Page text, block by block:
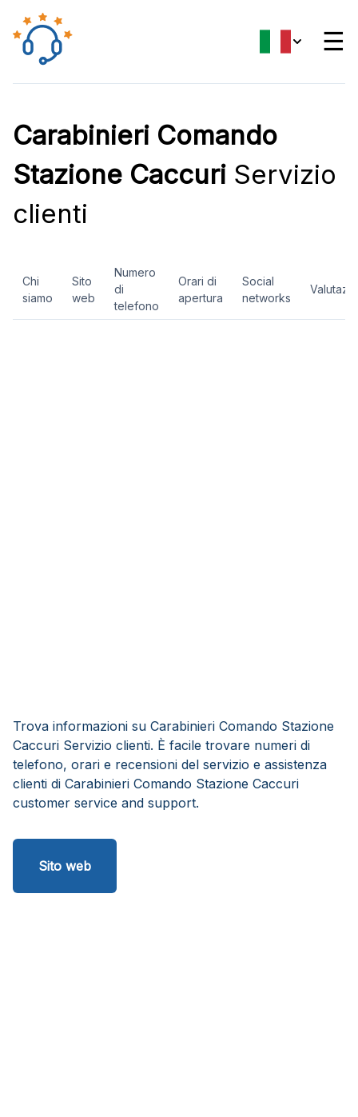
☰
Carabinieri Comando
Stazione Caccuri Servizio
clienti
Chi
siamo
Sito
web
Numero
di
telefono
Orari di
apertura
Social
networks
Trova informazioni su Carabinieri Comando Stazione
Caccuri Servizio clienti. È facile trovare numeri di
telefono, orari e recensioni del servizio e assistenza
clienti di Carabinieri Comando Stazione Caccuri
customer service and support.
Sito web